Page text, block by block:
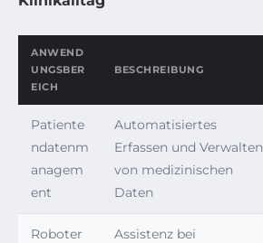
ANWEND
UNGSBER
EICH
BESCHREIBUNG
Patiente
ndatenm
anagem
ent
Automatisiertes
Erfassen und Verwalten
von medizinischen
Daten
Roboter
Assistenz bei